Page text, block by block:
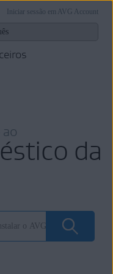
Iniciar sessão em AVG Account
da